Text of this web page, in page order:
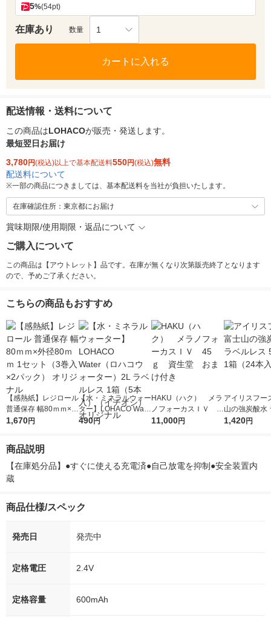
5%(54pt)
在庫あり 数量 1
カートに入れる
配送情報・送料について
この商品はLOHACOが販売・発送します。
最短翌日お届け
3,780円(税込)以上で基本配送料550円(税込)無料
配送料について
※一部の商品につきましては、基本配送料を当社が負担いたします。
在庫確認住所：東京都にお届け
賞味期限/使用期限・返品について
ご購入について
この商品は【アウトレット】品です。在庫が無くなり次第販売終了となります
ので、予めご了承ください。
こちらの商品もおすすめ
【感熱紙】レジロール
普通保存 幅80ｍｍ×外
径80ｍｍ 1セット（3
1,670円
【水・ミネラルウォー
ター】LOHACO Wate
r（ロハコウォータ
490円
HAKU（ハク） メラ
ノフォーカスＩＶ 4
5ｇ 資生堂 おまけ
11,000円
アイリスフー
山の強炭酸水
レス 500ml 1
1,420円
商品説明
【在庫処分品】●すぐに使える充電済●自己放電を抑制●安全装置内
蔵
商品仕様/スペック
発売日 発売中
定格電圧 2.4V
定格容量 600mAh